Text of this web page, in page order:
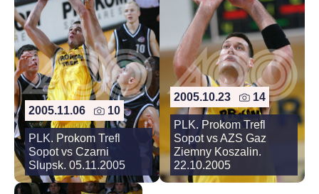
2005.11.06 10
PLK. Prokom Trefl
Sopot vs Czarni
Slupsk. 05.11.2005
2005.10.23 14
PLK. Prokom Trefl
Sopot vs AZS Gaz
Ziemny Koszalin.
22.10.2005